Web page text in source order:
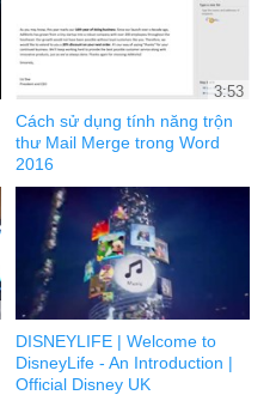
3:53
Cách sử dụng tính năng trộn
thư Mail Merge trong Word
2016
DISNEYLIFE | Welcome to
DisneyLife - An Introduction |
Official Disney UK